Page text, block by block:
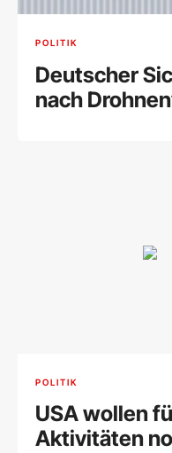
POLITIK
Deutscher
nach
POLITIK
USA wollen
Aktivitäten